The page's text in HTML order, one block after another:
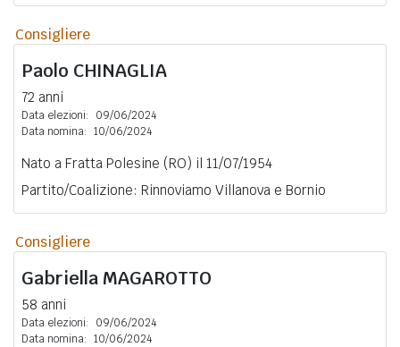
Consigliere
Paolo CHINAGLIA
72 anni
Data elezioni:
09/06/2024
Data nomina: 10/06/2024
Nato a Fratta Polesine (RO) il 11/07/1954
Partito/Coalizione: Rinnoviamo Villanova e Bornio
Consigliere
Gabriella MAGAROTTO
58 anni
Data elezioni:
09/06/2024
Data nomina: 10/06/2024